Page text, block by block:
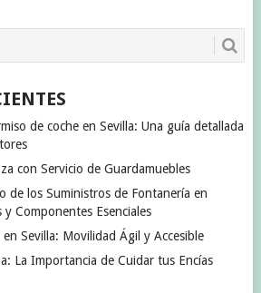
de coche en Sevilla: Una guía detallada
con Servicio de Guardamuebles
de los Suministros de Fontanería en
Componentes Esenciales
Sevilla: Movilidad Ágil y Accesible
La Importancia de Cuidar tus Encías